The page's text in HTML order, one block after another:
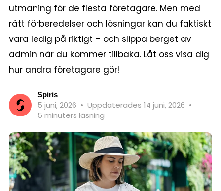
utmaning för de flesta företagare. Men med
rätt förberedelser och lösningar kan du faktiskt
vara ledig på riktigt – och slippa berget av
admin när du kommer tillbaka. Låt oss visa dig
hur andra företagare gör!
Spiris
5 juni, 2026 • Uppdaterades 14 juni, 2026 •
5 minuters läsning